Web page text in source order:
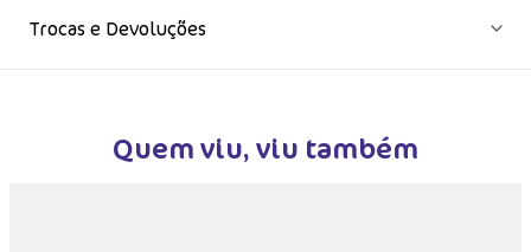
Trocas e Devoluções
Quem viu, viu também